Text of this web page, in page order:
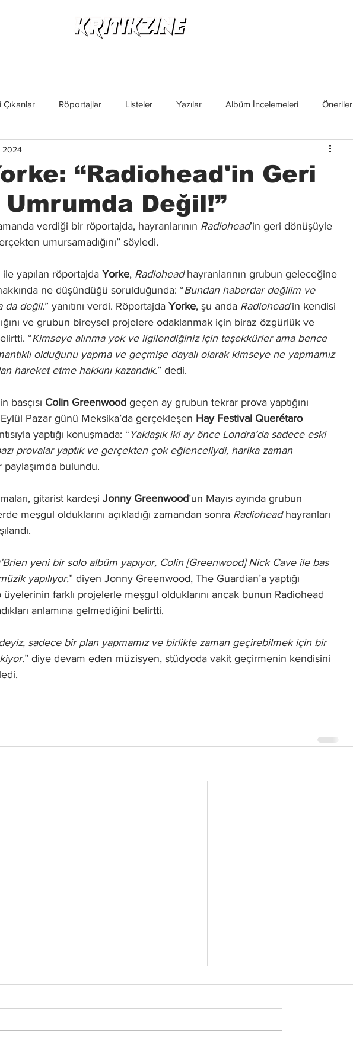
Çıkanlar Röportajlar Listeler Yazılar Albüm İncelemeleri Öneriler
İncelemeler
“Radiohead'in Geri
Umrumda Değil!”
2024
verdiği bir röportajda, hayranlarının Radiohead’in geri dönüşüyle
umursamadığını” söyledi.
ile yapılan röportajda Yorke, Radiohead hayranlarının grubun geleceğine
ne düşündüğü sorulduğunda: “Bundan haberdar değilim ve
da değil.” yanıtını verdi. Röportajda Yorke, şu anda Radiohead’in kendisi
ve grubun bireysel projelere odaklanmak için biraz özgürlük ve
“Kimseye alınma yok ve ilgilendiğiniz için teşekkürler ama bence
olduğunu yapma ve geçmişe dayalı olarak kimseye ne yapmamız
hareket etme hakkını kazandık.” dedi.
basçısı Colin Greenwood geçen ay grubun tekrar prova yaptığını
Pazar günü Meksika’da gerçekleşen Hay Festival Querétaro
yaptığı konuşmada: “Yaklaşık iki ay önce Londra’da sadece eski
provalar yaptık ve gerçekten çok eğlenceliydi, harika zaman
paylaşımda bulundu.
gitarist kardeşi Jonny Greenwood’un Mayıs ayında grubun
meşgul olduklarını açıkladığı zamandan sonra Radiohead hayranları
yeni bir solo albüm yapıyor, Colin [Greenwood] Nick Cave ile bas
yapılıyor.” diyen Jonny Greenwood, The Guardian’a yaptığı
üyelerinin farklı projelerle meşgul olduklarını ancak bunun Radiohead
anlamına gelmediğini belirtti.
sadece bir plan yapmamız ve birlikte zaman geçirebilmek için bir
” diye devam eden müzisyen, stüdyoda vakit geçirmenin kendisini